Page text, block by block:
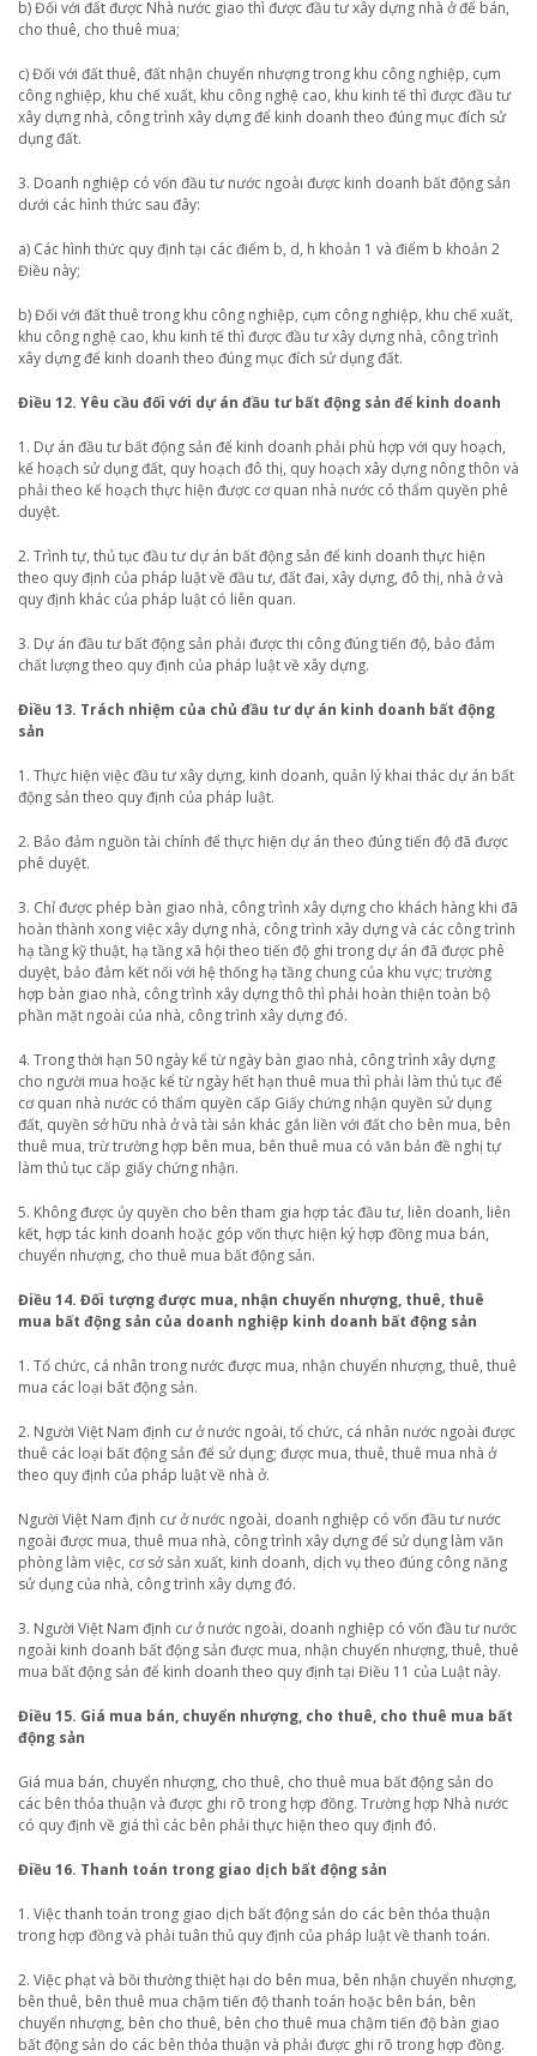
b) Đối với đất được Nhà nước giao thì được đầu tư xây dựng nhà ở để bán,
cho thuê, cho thuê mua;
c) Đối với đất thuê, đất nhận chuyển nhượng trong khu công nghiệp, cụm
công nghiệp, khu chế xuất, khu công nghệ cao, khu kinh tế thì được đầu tư
xây dựng nhà, công trình xây dựng để kinh doanh theo đúng mục đích sử
dụng đất.
3. Doanh nghiệp có vốn đầu tư nước ngoài được kinh doanh bất động sản
dưới các hình thức sau đây:
a) Các hình thức quy định tại các điểm b, d, h khoản 1 và điểm b khoản 2
Điều này;
b) Đối với đất thuê trong khu công nghiệp, cụm công nghiệp, khu chế xuất,
khu công nghệ cao, khu kinh tế thì được đầu tư xây dựng nhà, công trình
xây dựng để kinh doanh theo đúng mục đích sử dụng đất.
Điều 12. Yêu cầu đối với dự án đầu tư bất động sản để kinh doanh
1. Dự án đầu tư bất động sản để kinh doanh phải phù hợp với quy hoạch,
kế hoạch sử dụng đất, quy hoạch đô thị, quy hoạch xây dựng nông thôn và
phải theo kế hoạch thực hiện được cơ quan nhà nước có thẩm quyền phê
duyệt.
2. Trình tự, thủ tục đầu tư dự án bất động sản để kinh doanh thực hiện
theo quy định của pháp luật về đầu tư, đất đai, xây dựng, đô thị, nhà ở và
quy định khác của pháp luật có liên quan.
3. Dự án đầu tư bất động sản phải được thi công đúng tiến độ, bảo đảm
chất lượng theo quy định của pháp luật về xây dựng.
Điều 13. Trách nhiệm của chủ đầu tư dự án kinh doanh bất động
sản
1. Thực hiện việc đầu tư xây dựng, kinh doanh, quản lý khai thác dự án bất
động sản theo quy định của pháp luật.
2. Bảo đảm nguồn tài chính để thực hiện dự án theo đúng tiến độ đã được
phê duyệt.
3. Chỉ được phép bàn giao nhà, công trình xây dựng cho khách hàng khi đã
hoàn thành xong việc xây dựng nhà, công trình xây dựng và các công trình
hạ tầng kỹ thuật, hạ tầng xã hội theo tiến độ ghi trong dự án đã được phê
duyệt, bảo đảm kết nối với hệ thống hạ tầng chung của khu vực; trường
hợp bàn giao nhà, công trình xây dựng thô thì phải hoàn thiện toàn bộ
phần mặt ngoài của nhà, công trình xây dựng đó.
4. Trong thời hạn 50 ngày kể từ ngày bàn giao nhà, công trình xây dựng
cho người mua hoặc kể từ ngày hết hạn thuê mua thì phải làm thủ tục để
cơ quan nhà nước có thẩm quyền cấp Giấy chứng nhận quyền sử dụng
đất, quyền sở hữu nhà ở và tài sản khác gắn liền với đất cho bên mua, bên
thuê mua, trừ trường hợp bên mua, bên thuê mua có văn bản đề nghị tự
làm thủ tục cấp giấy chứng nhận.
5. Không được ủy quyền cho bên tham gia hợp tác đầu tư, liên doanh, liên
kết, hợp tác kinh doanh hoặc góp vốn thực hiện ký hợp đồng mua bán,
chuyển nhượng, cho thuê mua bất động sản.
Điều 14. Đối tượng được mua, nhận chuyển nhượng, thuê, thuê
mua bất động sản của doanh nghiệp kinh doanh bất động sản
1. Tổ chức, cá nhân trong nước được mua, nhận chuyển nhượng, thuê, thuê
mua các loại bất động sản.
2. Người Việt Nam định cư ở nước ngoài, tổ chức, cá nhân nước ngoài được
thuê các loại bất động sản để sử dụng; được mua, thuê, thuê mua nhà ở
theo quy định của pháp luật về nhà ở.
Người Việt Nam định cư ở nước ngoài, doanh nghiệp có vốn đầu tư nước
ngoài được mua, thuê mua nhà, công trình xây dựng để sử dụng làm văn
phòng làm việc, cơ sở sản xuất, kinh doanh, dịch vụ theo đúng công năng
sử dụng của nhà, công trình xây dựng đó.
3. Người Việt Nam định cư ở nước ngoài, doanh nghiệp có vốn đầu tư nước
ngoài kinh doanh bất động sản được mua, nhận chuyển nhượng, thuê, thuê
mua bất động sản để kinh doanh theo quy định tại Điều 11 của Luật này.
Điều 15. Giá mua bán, chuyển nhượng, cho thuê, cho thuê mua bất
động sản
Giá mua bán, chuyển nhượng, cho thuê, cho thuê mua bất động sản do
các bên thỏa thuận và được ghi rõ trong hợp đồng. Trường hợp Nhà nước
có quy định về giá thì các bên phải thực hiện theo quy định đó.
Điều 16. Thanh toán trong giao dịch bất động sản
1. Việc thanh toán trong giao dịch bất động sản do các bên thỏa thuận
trong hợp đồng và phải tuân thủ quy định của pháp luật về thanh toán.
2. Việc phạt và bồi thường thiệt hại do bên mua, bên nhận chuyển nhượng,
bên thuê, bên thuê mua chậm tiến độ thanh toán hoặc bên bán, bên
chuyển nhượng, bên cho thuê, bên cho thuê mua chậm tiến độ bàn giao
bất động sản do các bên thỏa thuận và phải được ghi rõ trong hợp đồng.